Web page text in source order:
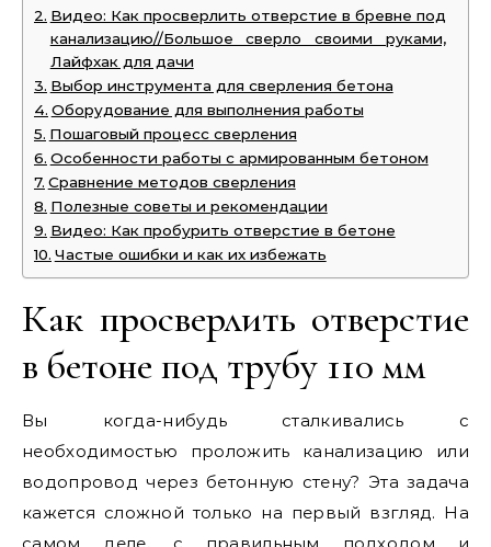
Видео: Как просверлить отверстие в бревне под
канализацию//Большое сверло своими руками,
Лайфхак для дачи
Выбор инструмента для сверления бетона
Оборудование для выполнения работы
Пошаговый процесс сверления
Особенности работы с армированным бетоном
Сравнение методов сверления
Полезные советы и рекомендации
Видео: Как пробурить отверстие в бетоне
Частые ошибки и как их избежать
Как просверлить отверстие
в бетоне под трубу 110 мм
Вы когда-нибудь сталкивались с
необходимостью проложить канализацию или
водопровод через бетонную стену? Эта задача
кажется сложной только на первый взгляд. На